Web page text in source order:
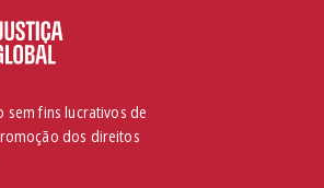
sem fins lucrativos de
dos direitos